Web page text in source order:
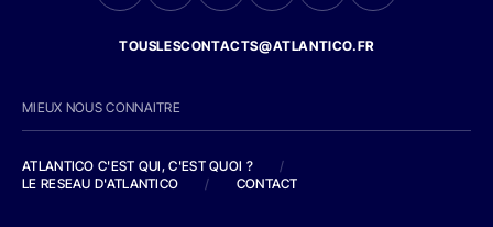
TOUSLESCONTACTS@ATLANTICO.FR
MIEUX NOUS CONNAITRE
ATLANTICO C'EST QUI, C'EST QUOI ?
/
LE RESEAU D'ATLANTICO
/ CONTACT